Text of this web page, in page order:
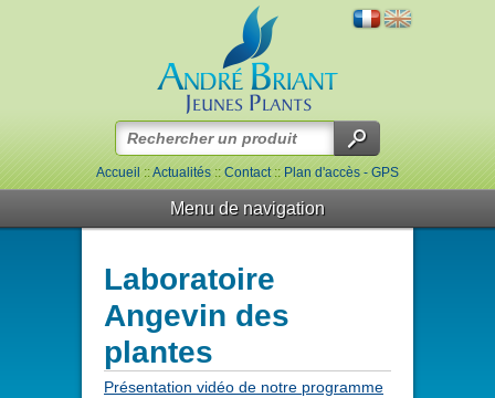
Accueil::Actualités::Contact::Plan d'accès - GPS
Menu de navigation
Laboratoire
Angevin des
plantes
Présentation vidéo de notre programme